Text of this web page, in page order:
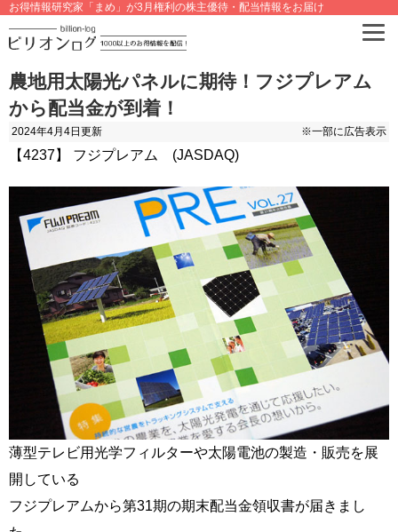
お得情報研究家「まめ」が3月権利の株主優待・配当情報をお届け
農地用太陽光パネルに期待！フジプレアム
から配当金が到着！
2024年4月4日 更新 ※一部に広告表示
【4237】 フジプレアム (JASDAQ)
薄型テレビ用光学フィルターや太陽電池の製造・販売を展
開している
フジプレアムから第31期の期末配当金領収書が届きまし